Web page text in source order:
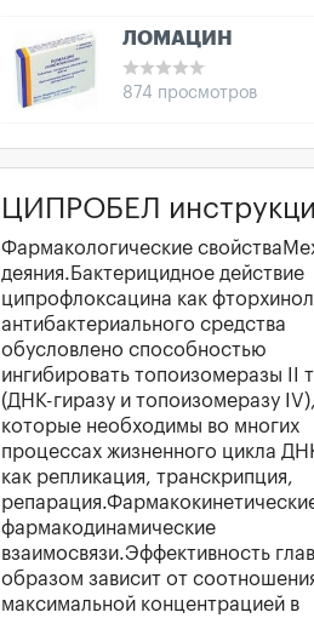
ЛОМАЦИН
874 просмотров
ЦИПРОБЕЛ
Фармакологические
деяния.Бактерицидное действие
ципрофлоксацина как
антибактериального средства
обусловлено способностью
ингибировать топоизомеразы II
(ДНК-гиразу и топоизомеразу IV),
которые необходимы во многих
процессах жизненного цикла
как репликация, транскрипция,
фармакодинамические
взаимосвязи.Эффективность
образом зависит от
максимальной концентрацией в